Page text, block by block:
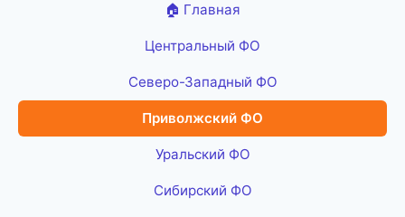
🏠 Главная
Центральный ФО
Северо-Западный ФО
Приволжский ФО
Уральский ФО
Сибирский ФО